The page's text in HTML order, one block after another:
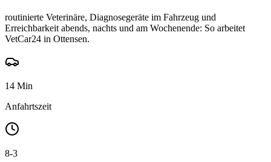
routinierte Veterinäre, Diagnosegeräte im Fahrzeug und
Erreichbarkeit abends, nachts und am Wochenende: So arbeitet
VetCar24 in Ottensen.
14 Min
Anfahrtszeit
8-3